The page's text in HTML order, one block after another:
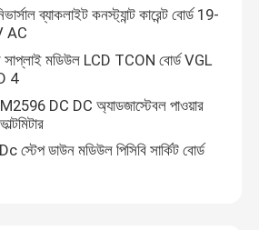
ব্যাকলাইট কনস্ট্যান্ট কারেন্ট বোর্ড 19-
AC
মডিউল LCD TCON বোর্ড VGL
4
DC DC অ্যাডজাস্টেবল পাওয়ার
ডাউন মডিউল পিসিবি সার্কিট বোর্ড